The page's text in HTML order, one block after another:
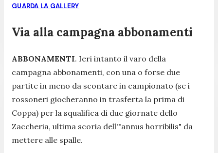
GUARDA LA GALLERY
Via alla campagna abbonamenti
ABBONAMENTI. Ieri intanto il varo della
campagna abbonamenti, con una o forse due
partite in meno da scontare in campionato (se i
rossoneri giocheranno in trasferta la prima di
Coppa) per la squalifica di due giornate dello
Zaccheria, ultima scoria dell'"annus horribilis" da
mettere alle spalle.